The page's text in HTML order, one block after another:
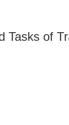
Tasks of